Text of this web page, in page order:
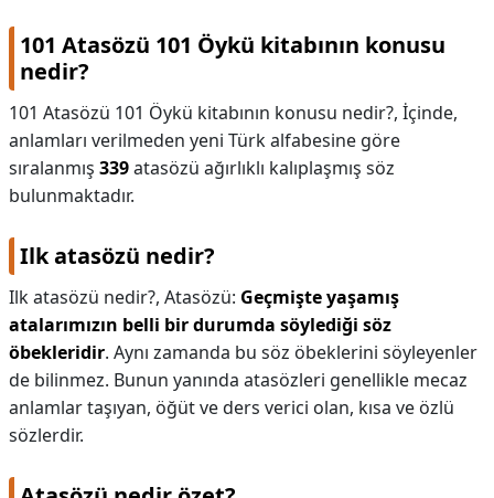
101 Atasözü 101 Öykü kitabının konusu
nedir?
101 Atasözü 101 Öykü kitabının konusu nedir?, İçinde,
anlamları verilmeden yeni Türk alfabesine göre
sıralanmış 339atasözü ağırlıklı kalıplaşmış söz
bulunmaktadır.
Ilk atasözü nedir?
Ilk atasözü nedir?, Atasözü: Geçmişte yaşamış
atalarımızın belli bir durumda söylediği söz
öbekleridir. Aynı zamanda bu söz öbeklerini söyleyenler
de bilinmez. Bunun yanında atasözleri genellikle mecaz
anlamlar taşıyan, öğüt ve ders verici olan, kısa ve özlü
sözlerdir.